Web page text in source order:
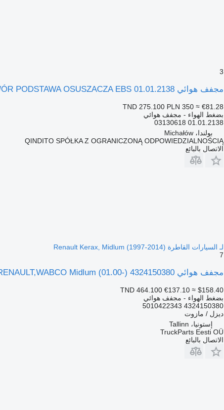
3
مجفف هوائي ZAWÓR PODSTAWA OSUSZACZA EBS 01.01.2138 لـ السيارات القاطرة Renault MIDLUM
TND 275.100 PLN 350 ≈ €81.28
بضغط الهواء - مجفف هوائي
01.01.2138 03130618
بولندا، Michałów
QINDITO SPÓŁKA Z OGRANICZONĄ ODPOWIEDZIALNOŚCIĄ
الاتصال بالبائع
لـ السيارات القاطرة Renault Kerax, Midlum (1997-2014)
7
مجفف هوائي RENAULT,WABCO Midlum (01.00-) 4324150380 لـ السيارات القاطرة Renault Kerax, Midlum (1997-2014)
TND 464.100 €137.10 ≈ $158.40
بضغط الهواء - مجفف هوائي
4324150380 5010422343
ديزل / مازوت
إستونيا، Tallinn
TruckParts Eesti OÜ
الاتصال بالبائع